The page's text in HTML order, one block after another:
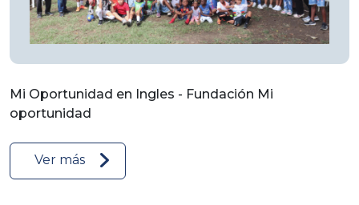
Mi Oportunidad en Ingles - Fundación Mi
oportunidad
Ver más